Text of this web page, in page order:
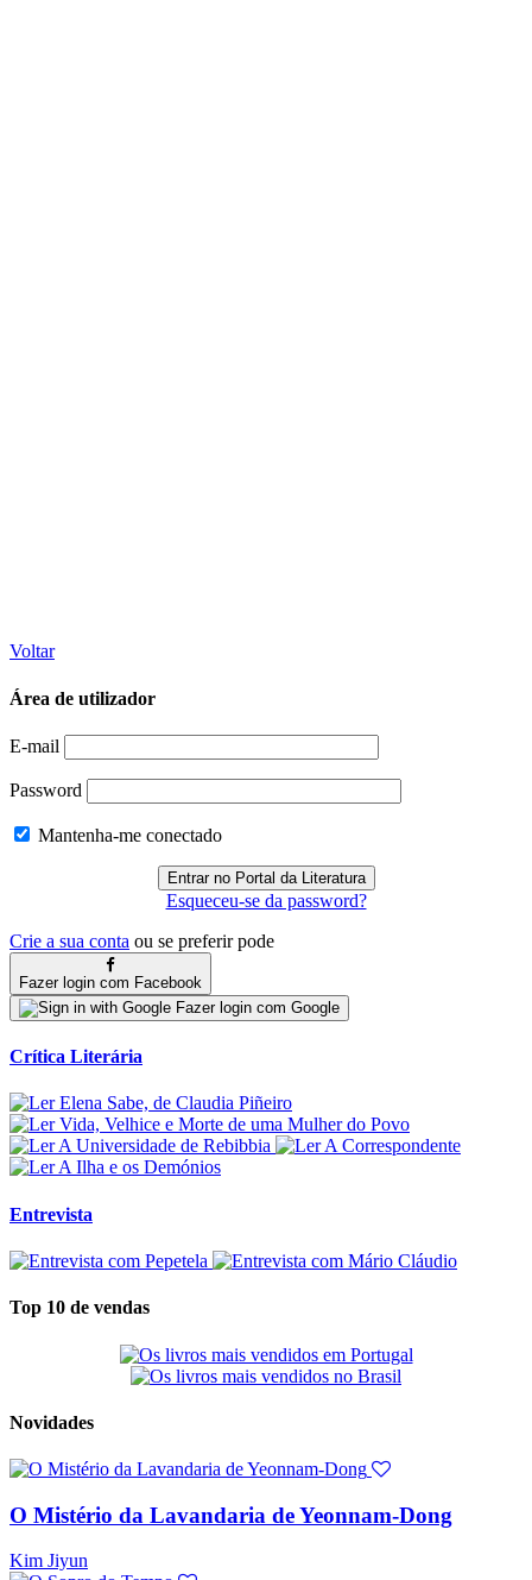
Voltar
Área de utilizador
E-mail
Password
Mantenha-me conectado
Esqueceu-se da password?
Crie a sua conta ou se preferir pode
Fazer login com Facebook
Fazer login com Google
Crítica Literária
Entrevista
Top 10 de vendas
Novidades
O Mistério da Lavandaria de Yeonnam-Dong
Kim Jiyun